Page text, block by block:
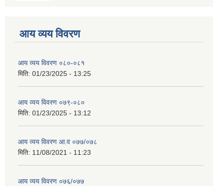
आय व्यय विवरण
आय व्यय विवरण ०८०-०८१
मिति: 01/23/2025 - 13:25
आय व्यय विवरण ०७९-०८०
मिति: 01/23/2025 - 13:12
आय व्यय विवरण आ.व ०७७/०७८
मिति: 11/08/2021 - 11:23
आय व्यय विवरण ०७६/०७७